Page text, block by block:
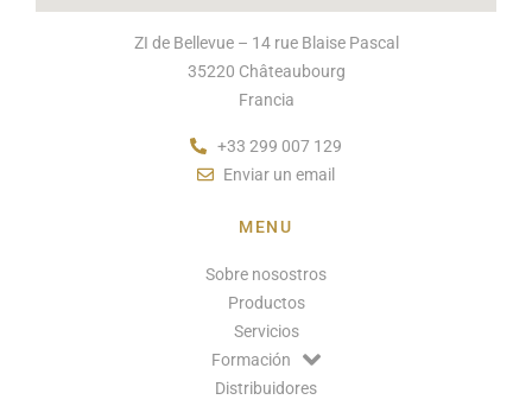
ZI de Bellevue – 14 rue Blaise Pascal
35220 Châteaubourg
Francia
+33 299 007 129
Enviar un email
MENU
Sobre nosostros
Productos
Servicios
Formación
Distribuidores